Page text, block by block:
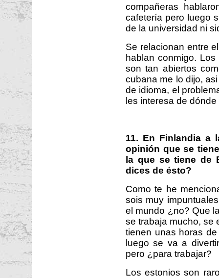
compañeras
cafetería pero luego
de la universidad ni
Se relacionan entre
hablan conmigo.
son tan abiertos
cubana me lo dijo,
de idioma, el
les interesa de dónde
11. En Finlandia a
opinión que se
la que se tiene de
dices de ésto?
Como te he
sois muy
el mundo ¿no? Que
se trabaja mucho, se
tienen unas horas
luego se va a
pero ¿para trabajar?
Los estonios son